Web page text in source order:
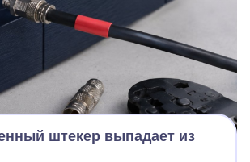
штекер выпадает из